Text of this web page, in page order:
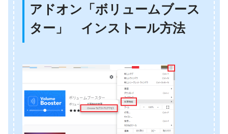
アドオン「ボリュームブース
ター」 インストール方法